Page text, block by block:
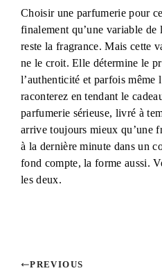
Choisir une parfumerie pour
finalement qu’une variable de
reste la fragrance. Mais cette
ne le croit. Elle détermine le
l’authenticité et parfois même
raconterez en tendant le
parfumerie sérieuse, livré à
arrive toujours mieux qu’une
à la dernière minute dans un
fond compte, la forme aussi.
les deux.
PREVIOUS